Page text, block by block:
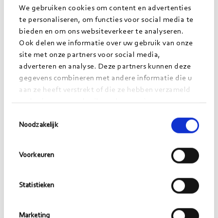
We gebruiken cookies om content en advertenties
te personaliseren, om functies voor social media te
bieden en om ons websiteverkeer te analyseren.
Ook delen we informatie over uw gebruik van onze
site met onze partners voor social media,
adverteren en analyse. Deze partners kunnen deze
gegevens combineren met andere informatie die u
aan ze heeft verstrekt of die ze hebben verzameld
op basis van uw gebruik van hun services.
Noodzakelijk
Voorkeuren
Statistieken
Marketing
om kansen voor verbetering op te sporen. Op deze
manier borg je dat verbeteringen in de
dienstverlening ook daadwerkelijk aansluiten bij de
wensen van de klant.
Ik denk weer even terug aan het centrale thema van
het kennisfestival: ‘gewoon doen’. Dit geldt ook
voor de methode Klantreizen. Het kan misschien
spannend zijn om écht met je klant in gesprek te
gaan, maar het levert zoveel op. Ik zou daarom